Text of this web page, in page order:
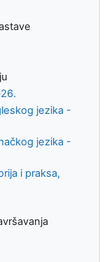
jezika -
jezika -
i praksa,